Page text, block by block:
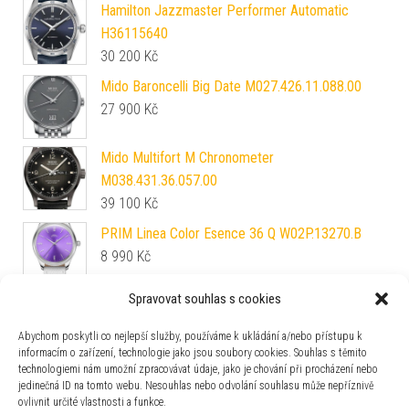
Spravovat souhlas s cookies
Abychom poskytli co nejlepší služby, používáme k ukládání a/nebo přístupu k
informacím o zařízení, technologie jako jsou soubory cookies. Souhlas s těmito
technologiemi nám umožní zpracovávat údaje, jako je chování při procházení nebo
jedinečná ID na tomto webu. Nesouhlas nebo odvolání souhlasu může nepříznivě
ovlivnit určité vlastnosti a funkce.
Hamilton Jazzmaster Performer Automatic
H36115640
30 200 Kč
Mido Baroncelli Big Date M027.426.11.088.00
27 900 Kč
Mido Multifort M Chronometer
M038.431.36.057.00
39 100 Kč
PRIM Linea Color Esence 36 Q W02P.13270.B
8 990 Kč
Epos Oeuvre D’Art North Star 3439.322.20.16.25
72 390
Kč
Ball Engineer Master II Diver Chronometer COSC
Limited Edition DM2280A-P1C-GRR